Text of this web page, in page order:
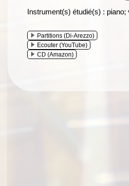
Instrument(s) étudié(s) : piano;
Partitions (Di-Arezzo)
Ecouter (YouTube)
CD (Amazon)